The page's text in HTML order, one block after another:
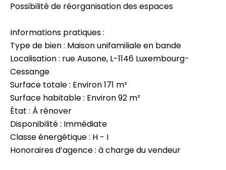
Possibilité de réorganisation des espaces
Informations pratiques :
Type de bien : Maison unifamiliale en bande
Localisation : rue Ausone, L-1146 Luxembourg-
Cessange
Surface totale : Environ 171 m²
Surface habitable : Environ 92 m²
État : À rénover
Disponibilité : Immédiate
Classe énergétique : H - I
Honoraires d’agence : à charge du vendeur